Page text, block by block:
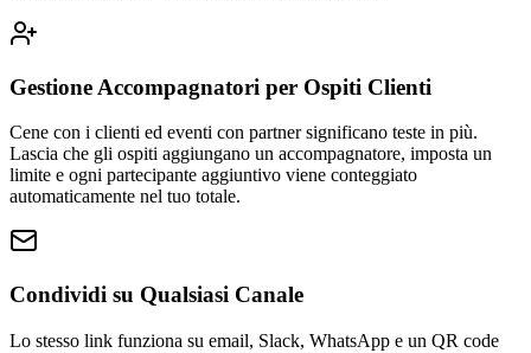
Gestione Accompagnatori per Ospiti Clienti
Cene con i clienti ed eventi con partner significano teste in più.
Lascia che gli ospiti aggiungano un accompagnatore, imposta un
limite e ogni partecipante aggiuntivo viene conteggiato
automaticamente nel tuo totale.
Condividi su Qualsiasi Canale
Lo stesso link funziona su email, Slack, WhatsApp e un QR code